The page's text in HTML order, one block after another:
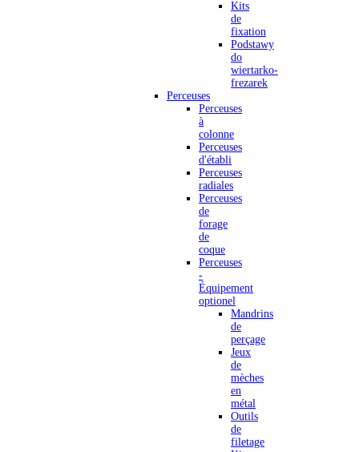
Kits
de
fixation
Podstawy
do
wiertarko-
frezarek
Perceuses
Perceuses
à
colonne
Perceuses
d'établi
Perceuses
radiales
Perceuses
de
forage
de
coque
Perceuses
-
Équipement
optionel
Mandrins
de
perçage
Jeux
de
mèches
en
métal
Outils
de
filetage